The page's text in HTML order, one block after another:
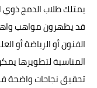
يمتلك طلاب الدمج ذوي
قد يظهرون مواهب
الفنون أو الرياضة أو
المناسبة لتطويرها
تحقيق نجاحات واضحة